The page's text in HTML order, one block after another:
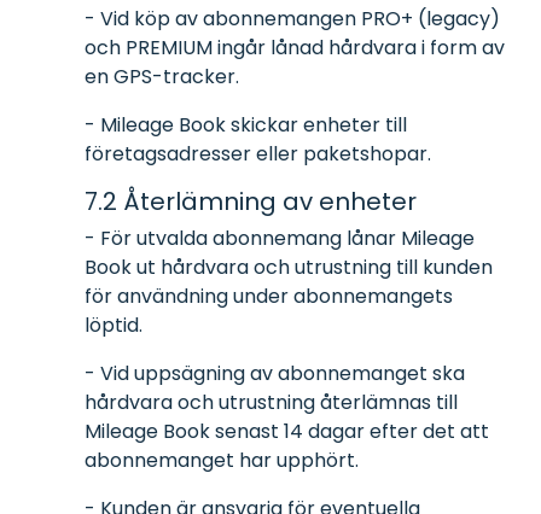
- Vid köp av abonnemangen PRO+ (legacy)
och PREMIUM ingår lånad hårdvara i form av
en GPS-tracker.
- Mileage Book skickar enheter till
företagsadresser eller paketshopar.
7.2 Återlämning av enheter
- För utvalda abonnemang lånar Mileage
Book ut hårdvara och utrustning till kunden
för användning under abonnemangets
löptid.
- Vid uppsägning av abonnemanget ska
hårdvara och utrustning återlämnas till
Mileage Book senast 14 dagar efter det att
abonnemanget har upphört.
- Kunden är ansvarig för eventuella